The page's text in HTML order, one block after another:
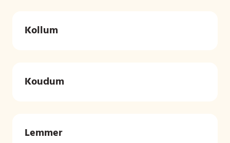
Kollum
Koudum
Lemmer